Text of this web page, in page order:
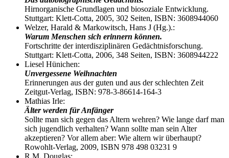
Hirnorganische Grundlagen und biosoziale Entwicklung.
Stuttgart: Klett-Cotta, 2005, 302 Seiten, ISBN: 3608944060
Welzer, Harald & Markowitsch, Hans J (Hg.).:
Warum Menschen sich erinnern können.
Fortschritte der interdisziplinären Gedächtnisforschung.
Stuttgart: Klett-Cotta, 2006, 348 Seiten, ISBN: 3608944222
Liesel Hünichen:
Unvergessene Weihnachten
Erinnerungen aus der guten und aus der schlechten Zeit
Zeitgut-Verlag, ISBN: 978-3-86614-164-3
Mathias Irle:
Älter werden für Anfänger
Sollte man sich gegen das Altern wehren? Wie lange darf man
sich jugendlich verhalten? Wann sollte man sein Alter
akzeptieren? Vor allem aber: Wie altern wir überhaupt?
Rowohlt-Verlag, 2009, ISBN 978 498 03231 9
R.M. Douglas: